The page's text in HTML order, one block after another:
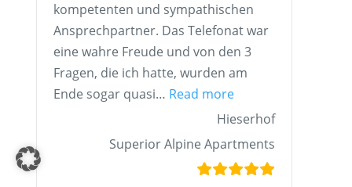
kompetenten und sympathischen
Ansprechpartner. Das Telefonat war
eine wahre Freude und von den 3
Fragen, die ich hatte, wurden am
Ende sogar quasi… Read more„Hieserhof,
Hieserhof
Superior Alpine Apartments